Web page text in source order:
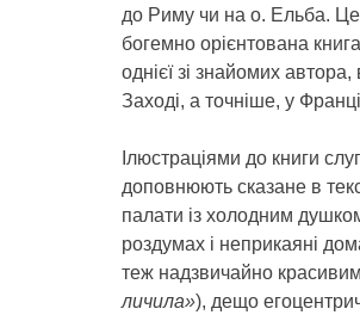
до Риму чи на о. Ельба.
богемно орієнтована
однієї зі знайомих
Заході, а точніше, у
Ілюстраціями до книги
доповнюють сказане в
палати із холодним
роздумах і неприкаяні
теж надзвичайно
личила»), дещо